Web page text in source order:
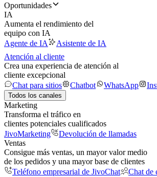
Oportunidades
IA
Aumenta el rendimiento del
equipo con IA
Agente de IA
Asistente de IA
Atención al cliente
Crea una experiencia de atención al
cliente excepcional
Chat para sitios
Chatbot WhatsApp
Todos los canales
Marketing
Transforma el tráfico en
clientes potenciales cualificados
JivoMarketing
Devolución de llamadas
Ventas
Consigue más ventas, un mayor valor medio
de los pedidos y una mayor base de clientes
Teléfono empresarial de JivoChat
Chat de